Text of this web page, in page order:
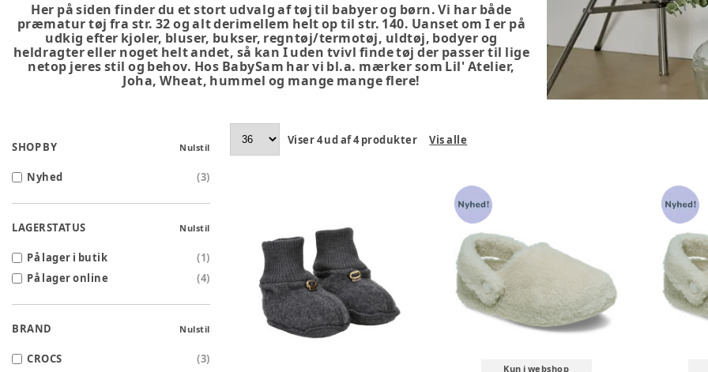
Her på siden finder du et stort udvalg af tøj til babyer og børn. Vi har både
præmatur tøj fra str. 32 og alt derimellem helt op til str. 140. Uanset om I er på
udkig efter kjoler, bluser, bukser, regntøj/termotøj, uldtøj, bodyer og
heldragter eller noget helt andet, så kan I uden tvivl finde tøj der passer til lige
netop jeres stil og behov. Hos BabySam har vi bl.a. mærker som Lil' Atelier,
Joha, Wheat, hummel og mange mange flere!
SHOP BY Nulstil
Nyhed (3)
LAGERSTATUS Nulstil
På lager i butik (1)
På lager online
(4)
BRAND Nulstil
CROCS (3)
Viser4ud af4produkter Vis alle
Kun i webshop